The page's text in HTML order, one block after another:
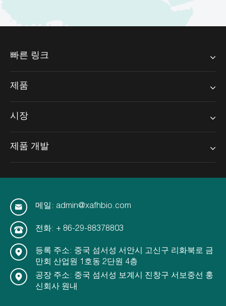
빠른 링크
제품
시장
제품 개발
메일: admin@xafhbio.com
전화: + 86-29-88378803
등록 주소: 중국 섬서성 서안시 고신구 리화북로 금
만회 산업원 1호동 2단원 4층
공장 주소: 중국 섬서성 보계시 진창구 서보중선 훙
신회사 원내